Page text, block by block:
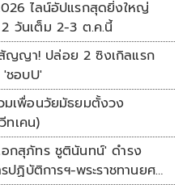
ไลน์อัปแรกสุดยิ่งใหญ่
วันเต็ม 2-3 ต.ค.นี้
ญญา! ปล่อย 2 ซิงเกิลแรก
'ชอบU'
มเพื่อนวัยมัธยมตั้งวง
ทเคน)
อกสุภัทร ชูตินันทน์' ดำรง
ปฏิบัติการฯ-พระราชทานยศ